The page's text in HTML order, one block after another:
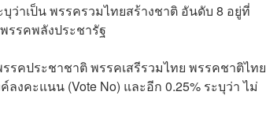
ว่าเป็น พรรครวมไทยสร้างชาติ อันดับ 8 อยู่ที่
รรคพลังประชารัฐ
รคประชาชาติ พรรคเสรีรวมไทย พรรคชาติไทย
คะแนน (Vote No) และอีก 0.25% ระบุว่า ไม่